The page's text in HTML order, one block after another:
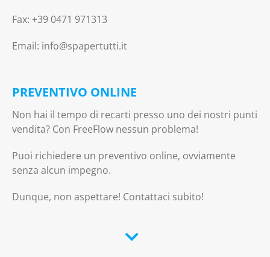
Fax: +39 0471 971313
Email: info@spapertutti.it
PREVENTIVO ONLINE
Non hai il tempo di recarti presso uno dei nostri punti
vendita? Con FreeFlow nessun problema!
Puoi richiedere un preventivo online, ovviamente
senza alcun impegno.
Dunque, non aspettare! Contattaci subito!